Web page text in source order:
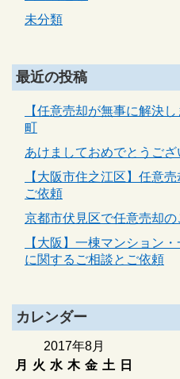
未分類
最近の投稿
【任意売却が無事に解決
町
あけましておめでとうござ
【大阪市住之江区】任意
ご依頼
京都市伏見区で任意売却
【大阪】一棟マンション
に関するご相談とご依頼
カレンダー
2017年8月
月
火 水 木 金 土
日